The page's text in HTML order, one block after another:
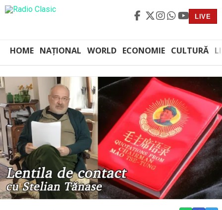
LIVE
HOME NAȚIONAL WORLD ECONOMIE CULTURĂ